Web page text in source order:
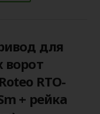
для
ворот
RTO-
+ рейка